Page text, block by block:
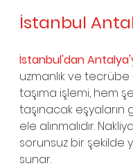
İstanbul
İstanbul'dan
uzmanlık ve
taşıma işlemi, hem
taşınacak eşyaların
ele alınmalıdır.
sorunsuz bir şekilde
sunar.